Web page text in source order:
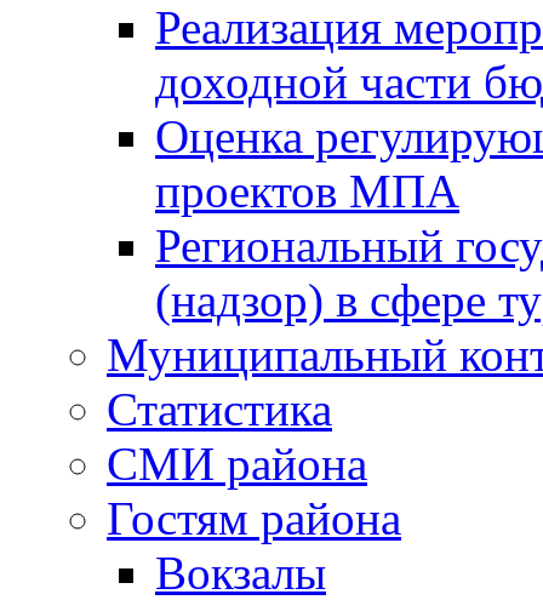
Реализация
доходной части
Оценка
проектов МПА
Региональный
(надзор) в сфере
Муниципальный
Статистика
СМИ района
Гостям района
Вокзалы